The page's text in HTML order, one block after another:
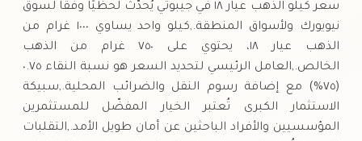
سعر كيلو الذهب عيار ١٨ في جيبوتي يُحدّث لحظيًا وفقًا لسوق
نيويورك ولأسواق المنطقة.,كيلو واحد يساوي ١٠٠٠ غرام من
الذهب عيار ١٨، يحتوي على ٧٥٠ غرام من الذهب
الخالص.,العامل الرئيسي لتحديد السعر هو نسبة النقاء ٠.٧٥
(٧٥%) مع إضافة رسوم النقل والضرائب المحلية.,سبيكة
الاستثمار الكبرى تُعتبر الخيار المفضّل للمستثمرين
المؤسسيين والأفراد الباحثين عن أمان طويل الأمد.,التقلبات